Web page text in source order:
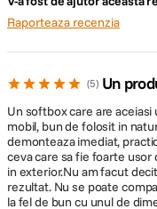
Raporteaza recenzia
5 Un
Un softbox care are
mobil, bun de folosit in
demonteaza imediat,
ceva care sa fie foarte
in exterior.Nu am facut
rezultat. Nu se poate
la fel de bun cu unul de